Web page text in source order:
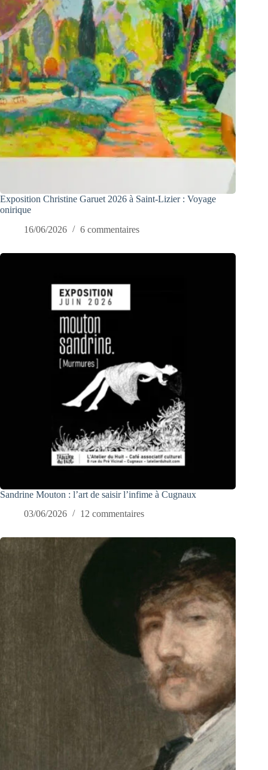
Exposition Christine Garuet 2026 à Saint-Lizier : Voyage
onirique
16/06/2026
6 commentaires
Sandrine Mouton : l’art de saisir l’infime à Cugnaux
03/06/2026
12 commentaires